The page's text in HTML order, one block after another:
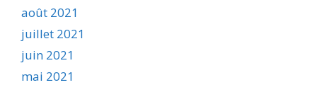
août 2021
juillet 2021
juin 2021
mai 2021